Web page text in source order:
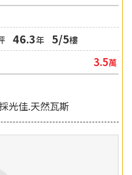
46.3年 5/5樓
3.5萬
光佳.天然瓦斯